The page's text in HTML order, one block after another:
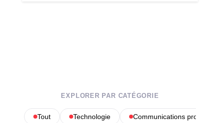
EXPLORER PAR CATÉGORIE
Tout Technologie Communications